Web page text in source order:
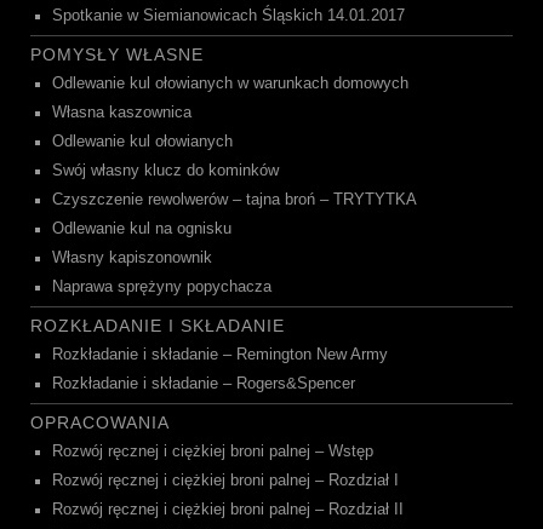
Spotkanie w Siemianowicach Śląskich 14.01.2017
POMYSŁY WŁASNE
Odlewanie kul ołowianych w warunkach domowych
Własna kaszownica
Odlewanie kul ołowianych
Swój własny klucz do kominków
Czyszczenie rewolwerów – tajna broń – TRYTYTKA
Odlewanie kul na ognisku
Własny kapiszonownik
Naprawa sprężyny popychacza
ROZKŁADANIE I SKŁADANIE
Rozkładanie i składanie – Remington New Army
Rozkładanie i składanie – Rogers&Spencer
OPRACOWANIA
Rozwój ręcznej i ciężkiej broni palnej – Wstęp
Rozwój ręcznej i ciężkiej broni palnej – Rozdział I
Rozwój ręcznej i ciężkiej broni palnej – Rozdział II